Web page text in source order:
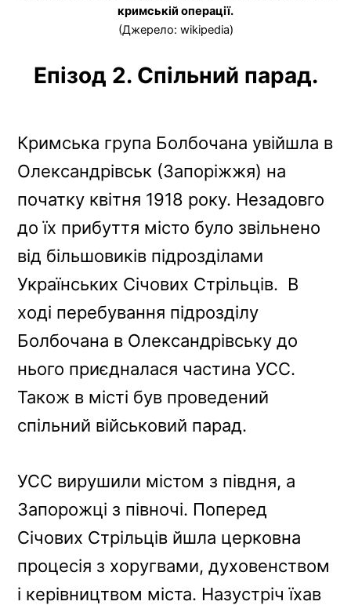
кримській операції.
(Джерело: wikipedia)
Епізод 2. Спільний парад.
Кримська група Болбочана увійшла в
Олександрівськ (Запоріжжя) на
початку квітня 1918 року. Незадовго
до їх прибуття місто було звільнено
від більшовиків підрозділами
Українських Січових Стрільців. В
ході перебування підрозділу
Болбочана в Олександрівську до
нього приєдналася частина УСС.
Також в місті був проведений
спільний військовий парад.
УСС вирушили містом з півдня, а
Запорожці з півночі. Поперед
Січових Стрільців йшла церковна
процесія з хоругвами, духовенством
і керівництвом міста. Назустріч їхав